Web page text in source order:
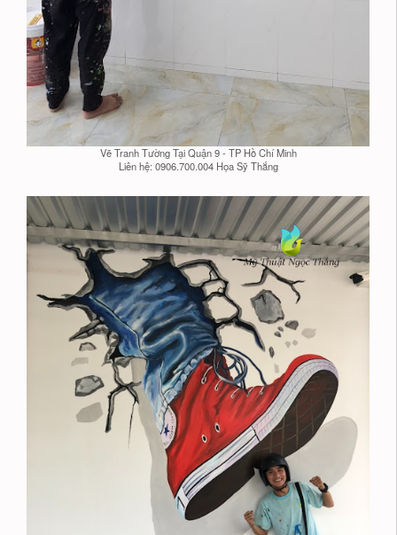
Vẽ Tranh Tường Tại Quận 9 - TP Hồ Chí Minh
Liên hệ: 0906.700.004 Họa Sỹ Thắng